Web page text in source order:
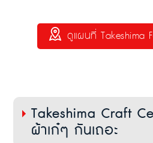
ดูแผนที่ Takeshima
Takeshima Craft
ผ้าเก๋ๆ กันเถอะ